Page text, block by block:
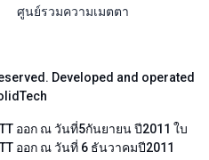
ศูนย์รวมความเมตตา
Developed and operated
ออก ณ วันที่5กันยายน ปี2011 ใบ
ออก ณ วันที่ 6 ธันวาคมปี2011